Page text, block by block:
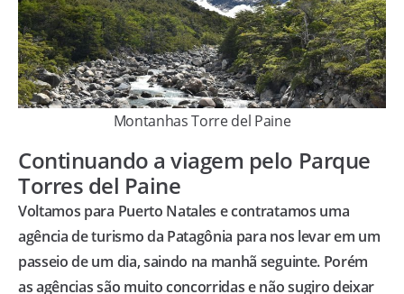
Montanhas Torre del Paine
Continuando a viagem pelo Parque
Torres del Paine
Voltamos para Puerto Natales e contratamos uma
agência de turismo da Patagônia para nos levar em um
passeio de um dia, saindo na manhã seguinte. Porém
as agências são muito concorridas e não sugiro deixar